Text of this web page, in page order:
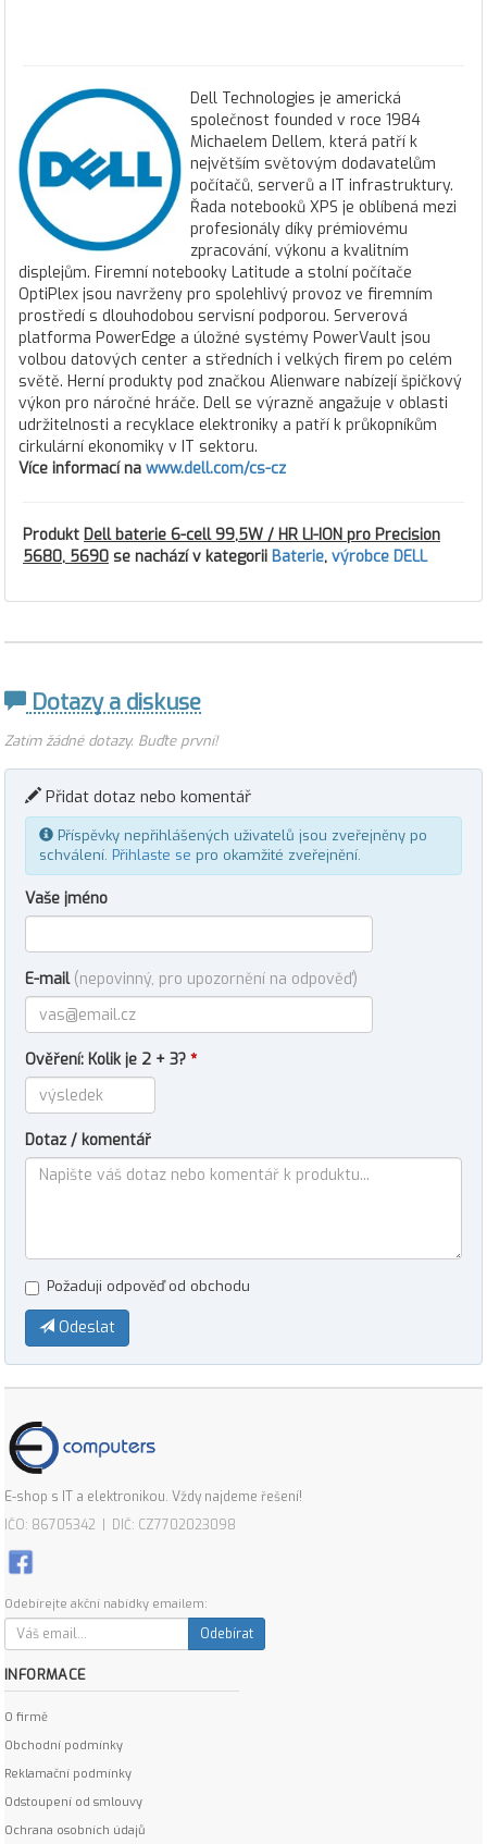
Dell Technologies je americká
společnost founded v roce 1984
Michaelem Dellem, která patří k
největším světovým dodavatelům
počítačů, serverů a IT infrastruktury.
Řada notebooků XPS je oblíbená mezi
profesionály díky prémiovému
zpracování, výkonu a kvalitním
displejům. Firemní notebooky Latitude a stolní počítače
OptiPlex jsou navrženy pro spolehlivý provoz ve firemním
prostředí s dlouhodobou servisní podporou. Serverová
platforma PowerEdge a úložné systémy PowerVault jsou
volbou datových center a středních i velkých firem po celém
světě. Herní produkty pod značkou Alienware nabízejí špičkový
výkon pro náročné hráče. Dell se výrazně angažuje v oblasti
udržitelnosti a recyklace elektroniky a patří k průkopníkům
cirkulární ekonomiky v IT sektoru.
Více informací na www.dell.com/cs-cz
Produkt Dell baterie 6-cell 99,5W / HR LI-ION pro Precision
5680, 5690 se nachází v kategorii Baterie, výrobce DELL
Dotazy a diskuse
Zatím žádné dotazy. Buďte první!
Přidat dotaz nebo komentář
Příspěvky nepřihlášených uživatelů jsou zveřejněny po
schválení. Přihlaste se pro okamžité zveřejnění.
Vaše jméno
E-mail (nepovinný, pro upozornění na odpověď)
Ověření: Kolik je 2 + 3? *
Dotaz / komentář
Požaduji odpověď od obchodu
Odeslat
E-shop s IT a elektronikou. Vždy najdeme řešení!
IČO: 86705342 | DIČ: CZ7702023098
Odebírejte akční nabídky emailem:
Odebírat
INFORMACE
O firmě
Obchodní podmínky
Reklamační podmínky
Odstoupení od smlouvy
Ochrana osobních údajů